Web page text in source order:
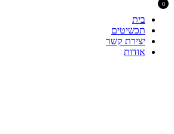
בית
תכשיטים
יצירת קשר
אודות
0